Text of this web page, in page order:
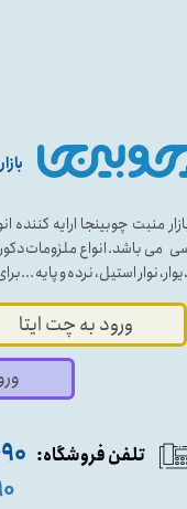
منبت چوبینجا ارایه
می باشد. انواع ملزومات
نوار استیل، نرده و پایه
ورود به چت ایتا
تلفن فروشگاه: ۹۰ ۲۸۴ ۲۸۴- ۰۲۱